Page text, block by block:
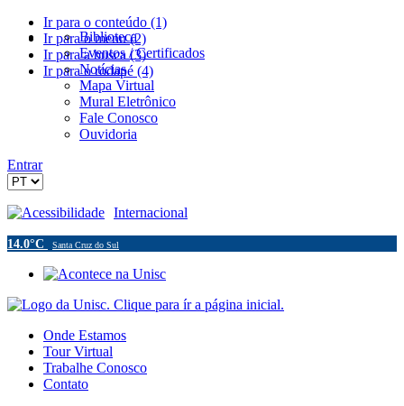
Ir para o conteúdo (1)
Ir para o menu (2)
Ir para a busca (3)
Ir para o rodapé (4)
Biblioteca
Eventos / Certificados
Notícias
Mapa Virtual
Mural Eletrônico
Fale Conosco
Ouvidoria
Entrar
Acessibilidade Internacional
14.0°C Santa Cruz do Sul
Onde Estamos
Tour Virtual
Trabalhe Conosco
Contato